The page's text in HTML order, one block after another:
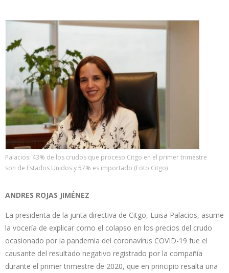
Palacios: 43% de los crudos que proceso Citgo en el primer trimestre
son de Estados Unidos y 57% es importado (Foto Citgo)
ANDRES ROJAS JIMÉNEZ
La presidenta de la junta directiva de Citgo, Luisa Palacios, asume
la vocería de explicar como el colapso en los precios del crudo
ocasionado por la pandemia del coronavirus COVID-19 fue el
causante del resultado negativo registrado por la compañía
durante el primer trimestre de 2020, que en principio resalta una